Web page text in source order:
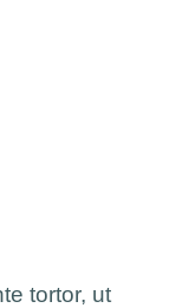
tortor, ut